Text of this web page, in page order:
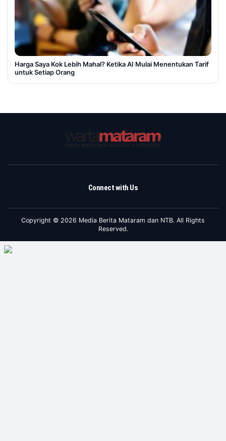
Harga Saya Kok Lebih Mahal? Ketika AI Mulai Menentukan Tarif
untuk Setiap Orang
Connect with Us
Copyright © 2026 Media Berita Mataram dan NTB. All Rights
Reserved.